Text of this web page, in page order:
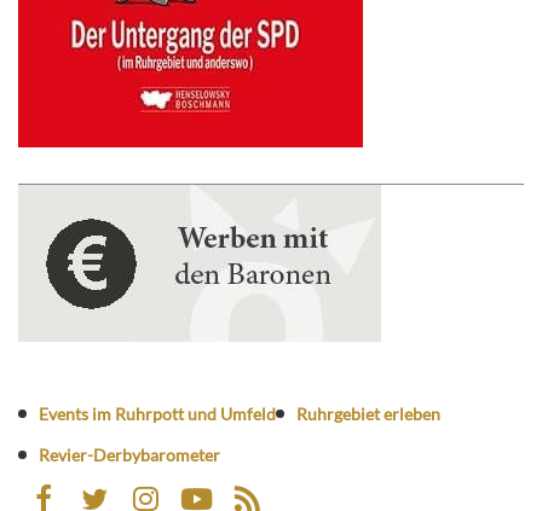
Events im Ruhrpott und Umfeld
Ruhrgebiet erleben
Revier-Derbybarometer